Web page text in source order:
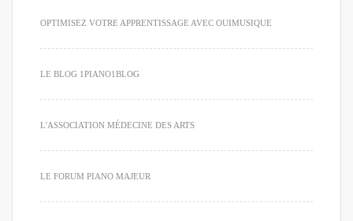
OPTIMISEZ VOTRE APPRENTISSAGE AVEC OUIMUSIQUE
LE BLOG 1PIANO1BLOG
L'ASSOCIATION MÉDECINE DES ARTS
LE FORUM PIANO MAJEUR